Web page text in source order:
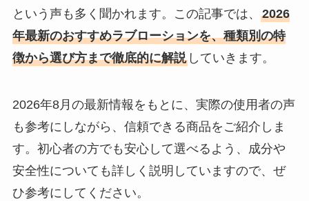
という声も多く聞かれます。この記事では、 2026
年最新のおすすめラブローションを、種類別の特
徴から選び方まで徹底的に解説していきます。
2026年8月の最新情報をもとに、実際の使用者の声
も参考にしながら、信頼できる商品をご紹介しま
す。初心者の方でも安心して選べるよう、成分や
安全性についても詳しく説明していますので、ぜ
ひ参考にしてください。